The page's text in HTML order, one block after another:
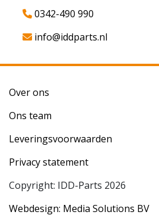
0342-490 990
info@iddparts.nl
Over ons
Ons team
Leveringsvoorwaarden
Privacy statement
Copyright: IDD-Parts 2026
Webdesign: Media Solutions BV